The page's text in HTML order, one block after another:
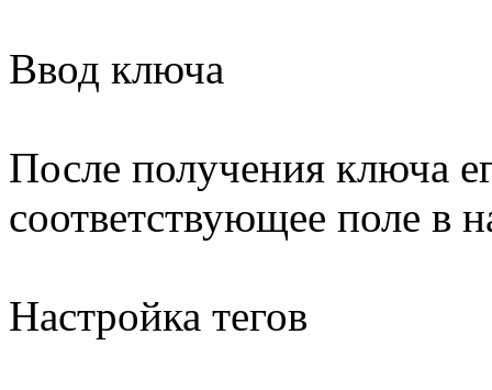
Ввод ключа
После получения ключа
соответствующее поле в
Настройка тегов